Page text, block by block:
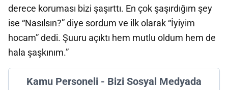
derece koruması bizi şaşırttı. En çok şaşırdığım şey
ise “Nasılsın?” diye sordum ve ilk olarak “İyiyim
hocam” dedi. Şuuru açıktı hem mutlu oldum hem de
hala şaşkınım.”
Kamu Personeli - Bizi Sosyal Medyada